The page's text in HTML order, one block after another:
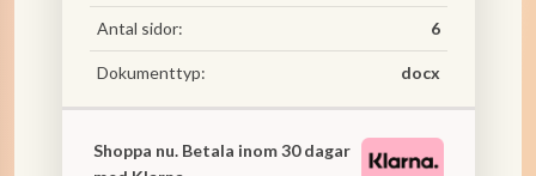
Antal sidor: 6
Dokumenttyp: docx
Shoppa nu. Betala inom 30 dagar